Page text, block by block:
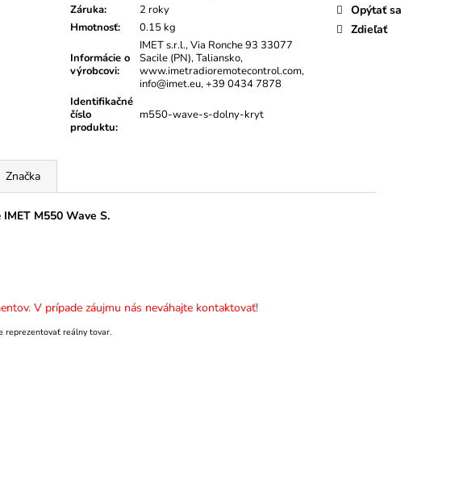
Záruka:
2 roky
Hmotnosť: 0.15 kg
Informácie o
výrobcovi:
IMET s.r.l., Via Ronche 93 33077
Sacile (PN), Taliansko,
www.imetradioremotecontrol.com,
info@imet.eu, +39 0434 7878
Identifikačné
číslo
produktu:
m550-wave-s-dolny-kryt
Opýtať sa
Zdieľať
Značka
IMET M550 Wave S.
V prípade záujmu nás neváhajte kontaktovať!
reprezentovať reálny tovar.